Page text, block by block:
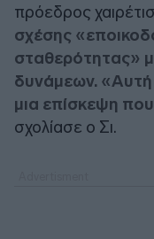
πρόεδρος
σχέσης
σταθερότητας»
δυνάμεων. «Αυτή
μια επίσκεψη που
σχολίασε ο Σι.